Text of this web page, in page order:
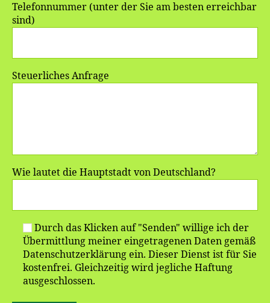
Telefonnummer (unter der Sie am besten erreichbar
sind)
Steuerliches Anfrage
Wie lautet die Hauptstadt von Deutschland?
Durch das Klicken auf "Senden" willige ich der
Übermittlung meiner eingetragenen Daten gemäß
Datenschutzerklärung ein. Dieser Dienst ist für Sie
kostenfrei. Gleichzeitig wird jegliche Haftung
ausgeschlossen.